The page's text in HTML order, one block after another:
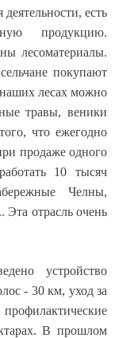
есть
продукцию.
лесоматериалы.
покупают
лесах можно
травы, веники
что ежегодно
продаже одного
10 тысяч
Челны,
отрасль очень
устройство
- 30 км, уход за
В прошлом